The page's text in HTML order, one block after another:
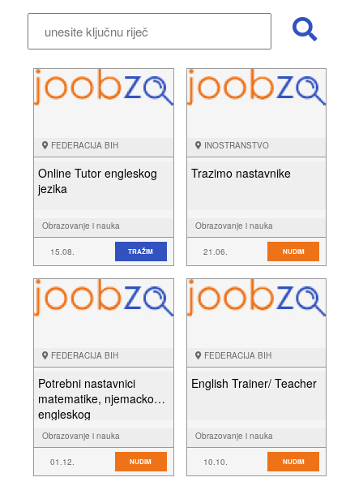
FEDERACIJA BIH
Online Tutor engleskog
jezika
Obrazovanje i nauka
15.08. TRAŽIM
INOSTRANSTVO
Trazimo nastavnike
Obrazovanje i nauka
21.06. NUDIM
FEDERACIJA BIH
Potrebni nastavnici
matematike, njemackog i
engleskog
Obrazovanje i nauka
01.12. NUDIM
FEDERACIJA BIH
English Trainer/ Teacher
Obrazovanje i nauka
10.10. NUDIM